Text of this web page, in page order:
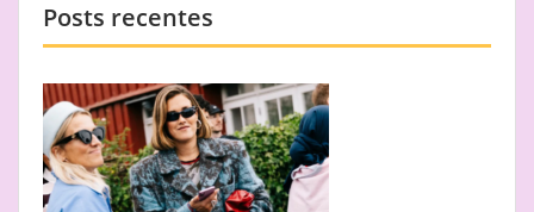
Posts recentes